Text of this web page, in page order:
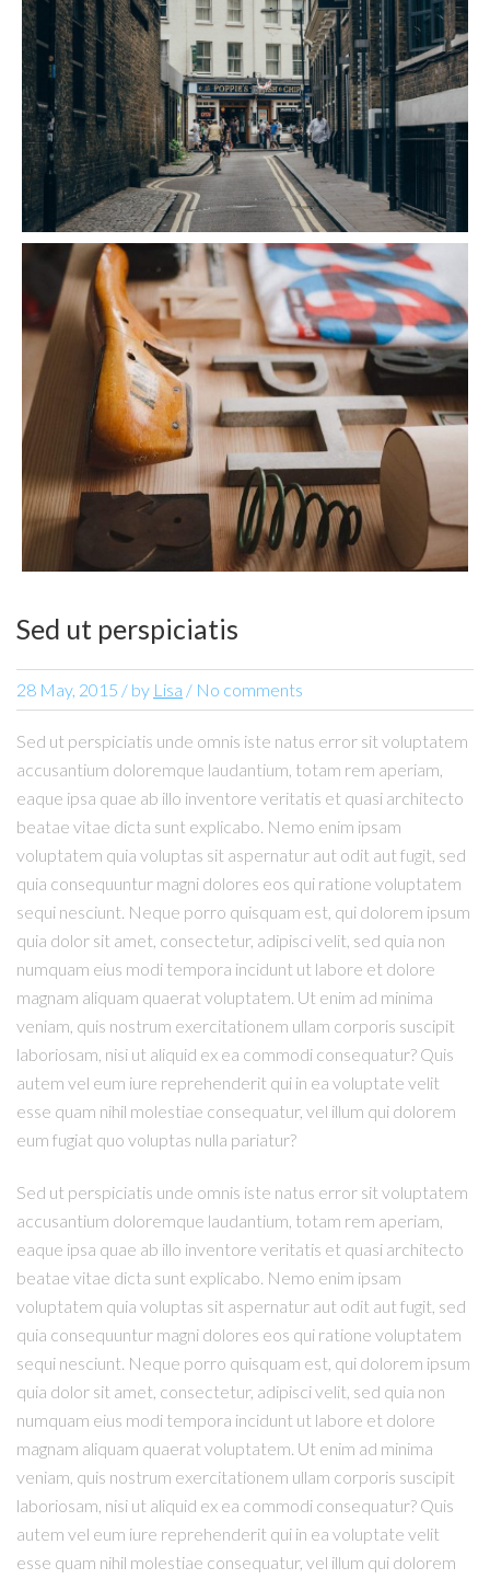
Sed ut perspiciatis
28 May, 2015 / by Lisa / No comments
Sed ut perspiciatis unde omnis iste natus error sit voluptatem
accusantium doloremque laudantium, totam rem aperiam,
eaque ipsa quae ab illo inventore veritatis et quasi architecto
beatae vitae dicta sunt explicabo. Nemo enim ipsam
voluptatem quia voluptas sit aspernatur aut odit aut fugit, sed
quia consequuntur magni dolores eos qui ratione voluptatem
sequi nesciunt. Neque porro quisquam est, qui dolorem ipsum
quia dolor sit amet, consectetur, adipisci velit, sed quia non
numquam eius modi tempora incidunt ut labore et dolore
magnam aliquam quaerat voluptatem. Ut enim ad minima
veniam, quis nostrum exercitationem ullam corporis suscipit
laboriosam, nisi ut aliquid ex ea commodi consequatur? Quis
autem vel eum iure reprehenderit qui in ea voluptate velit
esse quam nihil molestiae consequatur, vel illum qui dolorem
eum fugiat quo voluptas nulla pariatur?
Sed ut perspiciatis unde omnis iste natus error sit voluptatem
accusantium doloremque laudantium, totam rem aperiam,
eaque ipsa quae ab illo inventore veritatis et quasi architecto
beatae vitae dicta sunt explicabo. Nemo enim ipsam
voluptatem quia voluptas sit aspernatur aut odit aut fugit, sed
quia consequuntur magni dolores eos qui ratione voluptatem
sequi nesciunt. Neque porro quisquam est, qui dolorem ipsum
quia dolor sit amet, consectetur, adipisci velit, sed quia non
numquam eius modi tempora incidunt ut labore et dolore
magnam aliquam quaerat voluptatem. Ut enim ad minima
veniam, quis nostrum exercitationem ullam corporis suscipit
laboriosam, nisi ut aliquid ex ea commodi consequatur? Quis
autem vel eum iure reprehenderit qui in ea voluptate velit
esse quam nihil molestiae consequatur, vel illum qui dolorem